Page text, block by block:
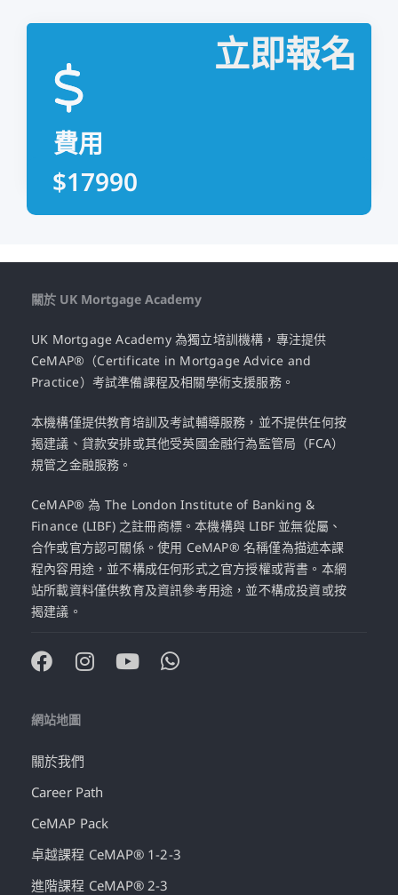
立即報名
費用
$17990
關於 UK Mortgage Academy
UK Mortgage Academy 為獨立培訓機構，專注提供
CeMAP®（Certificate in Mortgage Advice and
Practice）考試準備課程及相關學術支援服務。
本機構僅提供教育培訓及考試輔導服務，並不提供任何按
揭建議、貸款安排或其他受英國金融行為監管局（FCA）
規管之金融服務。
CeMAP® 為 The London Institute of Banking &
Finance (LIBF) 之註冊商標。本機構與 LIBF 並無從屬、
合作或官方認可關係。使用 CeMAP® 名稱僅為描述本課
程內容用途，並不構成任何形式之官方授權或背書。本網
站所載資料僅供教育及資訊參考用途，並不構成投資或按
揭建議。
網站地圖
關於我們
Career Path
CeMAP Pack
卓越課程 CeMAP® 1-2-3
進階課程 CeMAP® 2-3